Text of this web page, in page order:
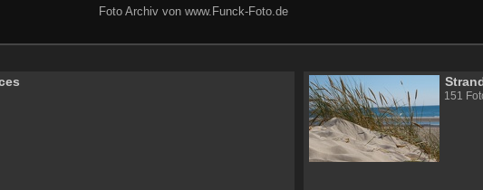
Foto Archiv von www.Funck-Foto.de
151